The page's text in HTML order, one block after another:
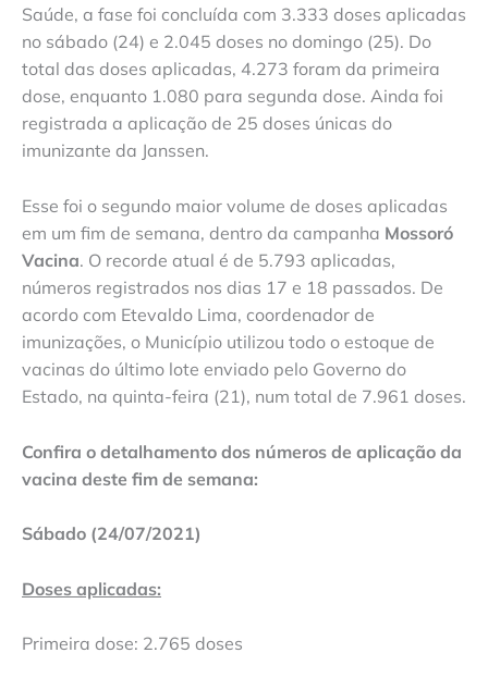
Saúde, a fase foi concluída com 3.333 doses aplicadas
no sábado (24) e 2.045 doses no domingo (25). Do
total das doses aplicadas, 4.273 foram da primeira
dose, enquanto 1.080 para segunda dose. Ainda foi
registrada a aplicação de 25 doses únicas do
imunizante da Janssen.
Esse foi o segundo maior volume de doses aplicadas
em um fim de semana, dentro da campanha Mossoró
Vacina. O recorde atual é de 5.793 aplicadas,
números registrados nos dias 17 e 18 passados. De
acordo com Etevaldo Lima, coordenador de
imunizações, o Município utilizou todo o estoque de
vacinas do último lote enviado pelo Governo do
Estado, na quinta-feira (21), num total de 7.961 doses.
Confira o detalhamento dos números de aplicação da
vacina deste fim de semana:
Sábado (24/07/2021)
Doses aplicadas:
Primeira dose: 2.765 doses